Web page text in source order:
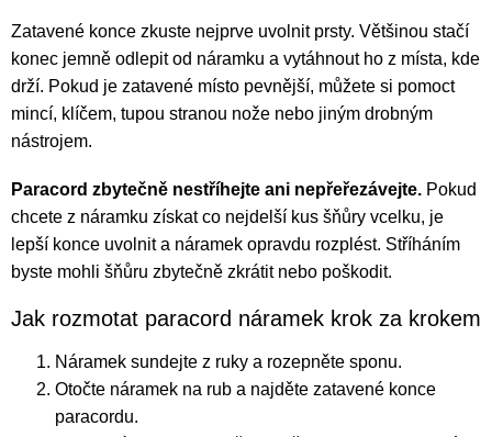
Zatavené konce zkuste nejprve uvolnit prsty. Většinou stačí
konec jemně odlepit od náramku a vytáhnout ho z místa, kde
drží. Pokud je zatavené místo pevnější, můžete si pomoct
mincí, klíčem, tupou stranou nože nebo jiným drobným
nástrojem.
Paracord zbytečně nestříhejte ani nepřeřezávejte. Pokud
chcete z náramku získat co nejdelší kus šňůry vcelku, je
lepší konce uvolnit a náramek opravdu rozplést. Stříháním
byste mohli šňůru zbytečně zkrátit nebo poškodit.
Jak rozmotat paracord náramek krok za krokem
Náramek sundejte z ruky a rozepněte sponu.
Otočte náramek na rub a najděte zatavené konce
paracordu.